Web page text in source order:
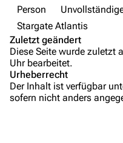
Wiki-
Anfragen
Löschantrag
Vandalismus
Person
Stargate Atlantis
Zuletzt geändert
Diese Seite wurde zuletzt
Uhr bearbeitet.
Urheberrecht
Der Inhalt ist verfügbar
sofern nicht anders